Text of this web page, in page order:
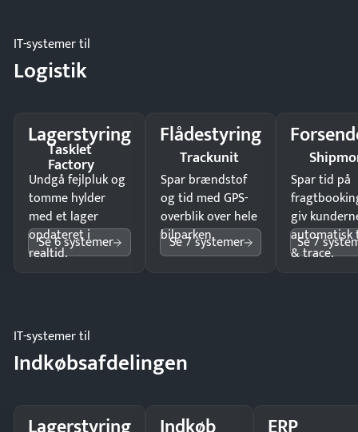
IT-systemer til
Logistik
Lagerstyring
Tasklet
Factory
Undgå fejlpluk og
tomme hylder
med et lager
opdateret i
realtid.
Se 6 systemer
Flådestyring
Trackunit
Spar brændstof
og tid med GPS-
overblik over hele
bilparken.
Se 7 systemer
Spar tid på
giv
automatisk
& trace.
Se 7
IT-systemer til
Indkøbsafdelingen